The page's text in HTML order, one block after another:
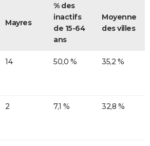
Mayres
% des
inactifs
de 15-64
ans
Moyenne
des villes
14 50,0 % 35,2 %
2 7,1 % 32,8 %